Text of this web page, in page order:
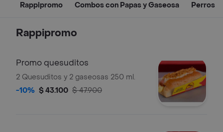
Rappipromo Combos con Papas y Gaseosa Perros
Rappipromo
Promo quesuditos
2 Quesuditos y 2 gaseosas 250 ml.
-10% $ 43.100 $ 47.900